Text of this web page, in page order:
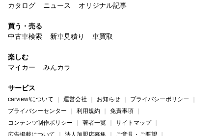
カタログ
ニュース オリジナル記事
買う・売る
中古車検索
新車見積り 車買取
楽しむ
マイカー
みんカラ
サービス
carview!について 運営会社 お知らせ
プライバシーポリシー
プライバシーセンター
利用規約
免責事項
コンテンツ制作ポリシー
著者一覧
サイトマップ
広告掲載について
法人加盟店募集 ご意見・ご要望